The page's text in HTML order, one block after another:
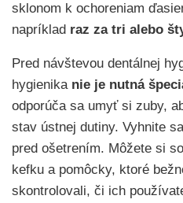
sklonom k ochoreniam
napríklad raz za tri alebo
Pred návštevou dentálnej
hygienika nie je nutná
odporúča sa umyť si zuby,
stav ústnej dutiny. Vyhnite
pred ošetrením. Môžete si
kefku a pomôcky, ktoré
skontrolovali, či ich